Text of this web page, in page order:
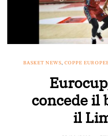
BASKET NEWS, COPPE
concede il
il